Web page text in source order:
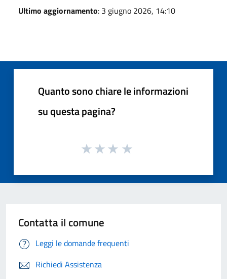
Ultimo aggiornamento: 3 giugno 2026, 14:10
Quanto sono chiare le informazioni
su questa pagina?
Contatta il comune
Leggi le domande frequenti
Richiedi Assistenza